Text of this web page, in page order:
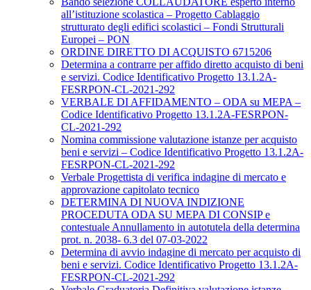
all’istituzione scolastica – Progetto Cablaggio
strutturato degli edifici scolastici – Fondi Strutturali
Europei – PON
ORDINE DIRETTO DI ACQUISTO 6715206
Determina a contrarre per affido diretto acquisto di beni
e servizi. Codice Identificativo Progetto 13.1.2A-
FESRPON-CL-2021-292
VERBALE DI AFFIDAMENTO – ODA su MEPA –
Codice Identificativo Progetto 13.1.2A-FESRPON-
CL-2021-292
Nomina commissione valutazione istanze per acquisto
beni e servizi – Codice Identificativo Progetto 13.1.2A-
FESRPON-CL-2021-292
Verbale Progettista di verifica indagine di mercato e
approvazione capitolato tecnico
DETERMINA DI NUOVA INDIZIONE
PROCEDUTA ODA SU MEPA DI CONSIP e
contestuale Annullamento in autotutela della determina
prot. n. 2038- 6.3 del 07-03-2022
Determina di avvio indagine di mercato per acquisto di
beni e servizi. Codice Identificativo Progetto 13.1.2A-
FESRPON-CL-2021-292